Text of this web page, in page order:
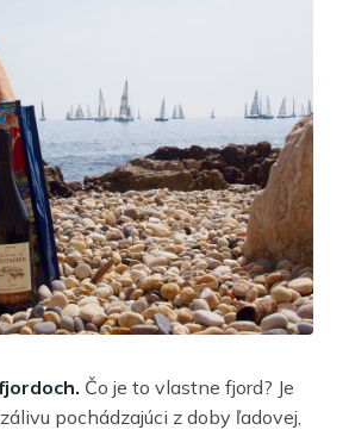
Čo je to vlastne fjord? Je
pochádzajúci z doby ľadovej,